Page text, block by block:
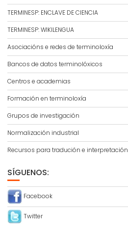
TERMINESP: ENCLAVE DE CIENCIA
TERMINESP: WIKILENGUA
Asociacións e redes de terminoloxía
Bancos de datos terminolóxicos
Centros e academias
Formación en terminoloxía
Grupos de investigación
Normalización industrial
Recursos para tradución e interpretación
SÍGUENOS:
Facebook
Twitter